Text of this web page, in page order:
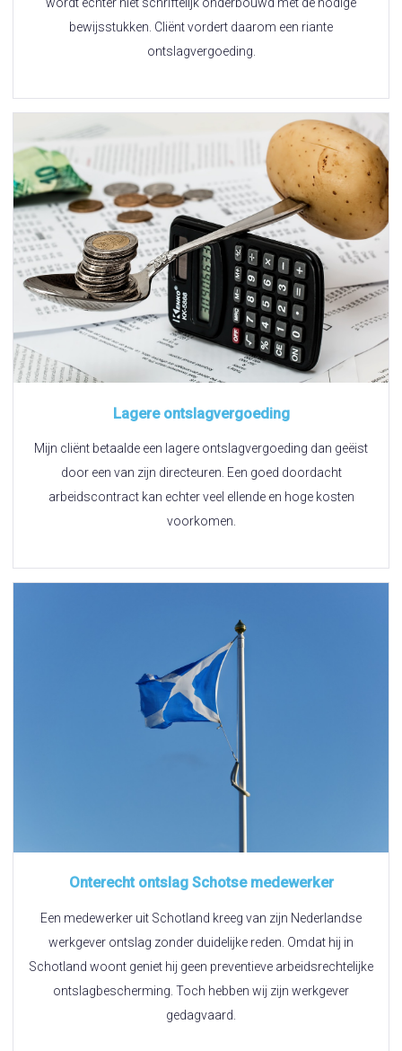
wordt echter niet schriftelijk onderbouwd met de nodige
bewijsstukken. Cliënt vordert daarom een riante
ontslagvergoeding.
Lagere ontslagvergoeding
Mijn cliënt betaalde een lagere ontslagvergoeding dan geëist
door een van zijn directeuren. Een goed doordacht
arbeidscontract kan echter veel ellende en hoge kosten
voorkomen.
Onterecht ontslag Schotse medewerker
Een medewerker uit Schotland kreeg van zijn Nederlandse
werkgever ontslag zonder duidelijke reden. Omdat hij in
Schotland woont geniet hij geen preventieve arbeidsrechtelijke
ontslagbescherming. Toch hebben wij zijn werkgever
gedagvaard.